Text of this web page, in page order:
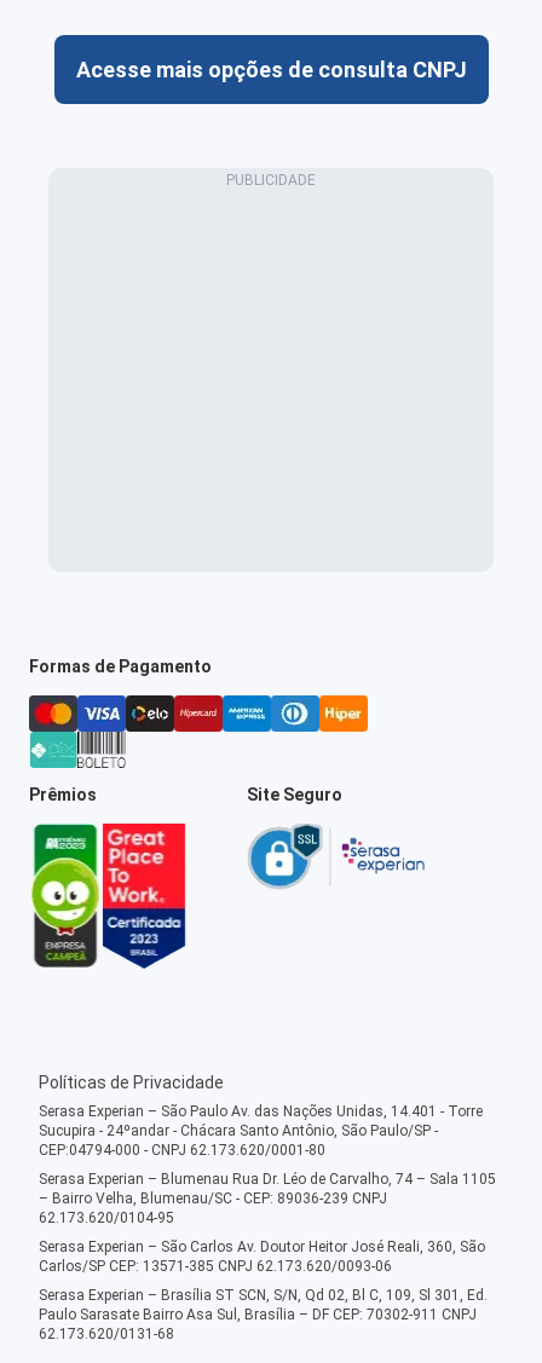
Acesse mais opções de consulta CNPJ
Formas de Pagamento
Prêmios Site Seguro
Políticas de Privacidade
Serasa Experian – São Paulo Av. das Nações Unidas, 14.401 - Torre
Sucupira - 24ºandar - Chácara Santo Antônio, São Paulo/SP -
CEP:04794-000 - CNPJ 62.173.620/0001-80
Serasa Experian – Blumenau Rua Dr. Léo de Carvalho, 74 – Sala 1105
– Bairro Velha, Blumenau/SC - CEP: 89036-239 CNPJ
62.173.620/0104-95
Serasa Experian – São Carlos Av. Doutor Heitor José Reali, 360, São
Carlos/SP CEP: 13571-385 CNPJ 62.173.620/0093-06
Serasa Experian – Brasília ST SCN, S/N, Qd 02, Bl C, 109, Sl 301, Ed.
Paulo Sarasate Bairro Asa Sul, Brasília – DF CEP: 70302-911 CNPJ
62.173.620/0131-68